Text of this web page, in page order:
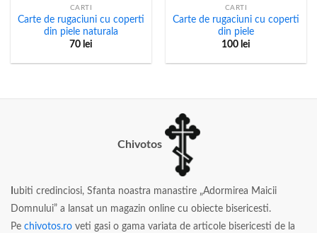
CARTI
Carte de rugaciuni cu coperti
din piele naturala
70 lei
CARTI
Carte de rugaciuni cu coperti
din piele
100 lei
Chivotos
ubiti credinciosi, Sfanta noastra manastire „Adormirea Maicii
Domnului” a lansat un magazin online cu obiecte bisericesti.
Pe chivotos.ro veti gasi o gama variata de articole bisericesti de la